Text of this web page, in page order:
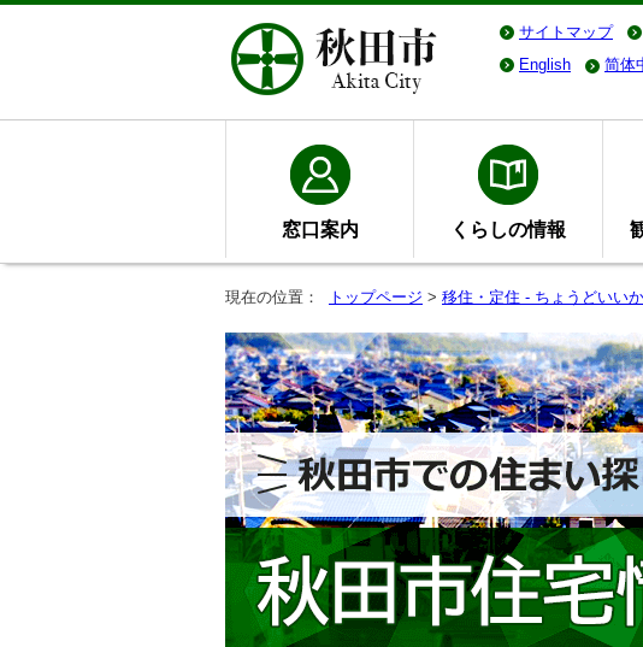
サイトマップ
English
简体
窓口案内 くらしの情報
現在の位置： トップページ > 移住・定住 - ちょうどいい